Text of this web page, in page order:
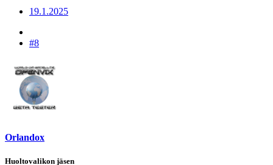
19.1.2025
#8
Orlandox
Huoltovalikon jäsen